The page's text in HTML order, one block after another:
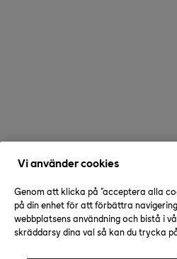
Vi använder cookies
Genom att klicka på "acceptera alla
på din enhet för att förbättra
webbplatsens användning och bistå i
skräddarsy dina val så kan du trycka